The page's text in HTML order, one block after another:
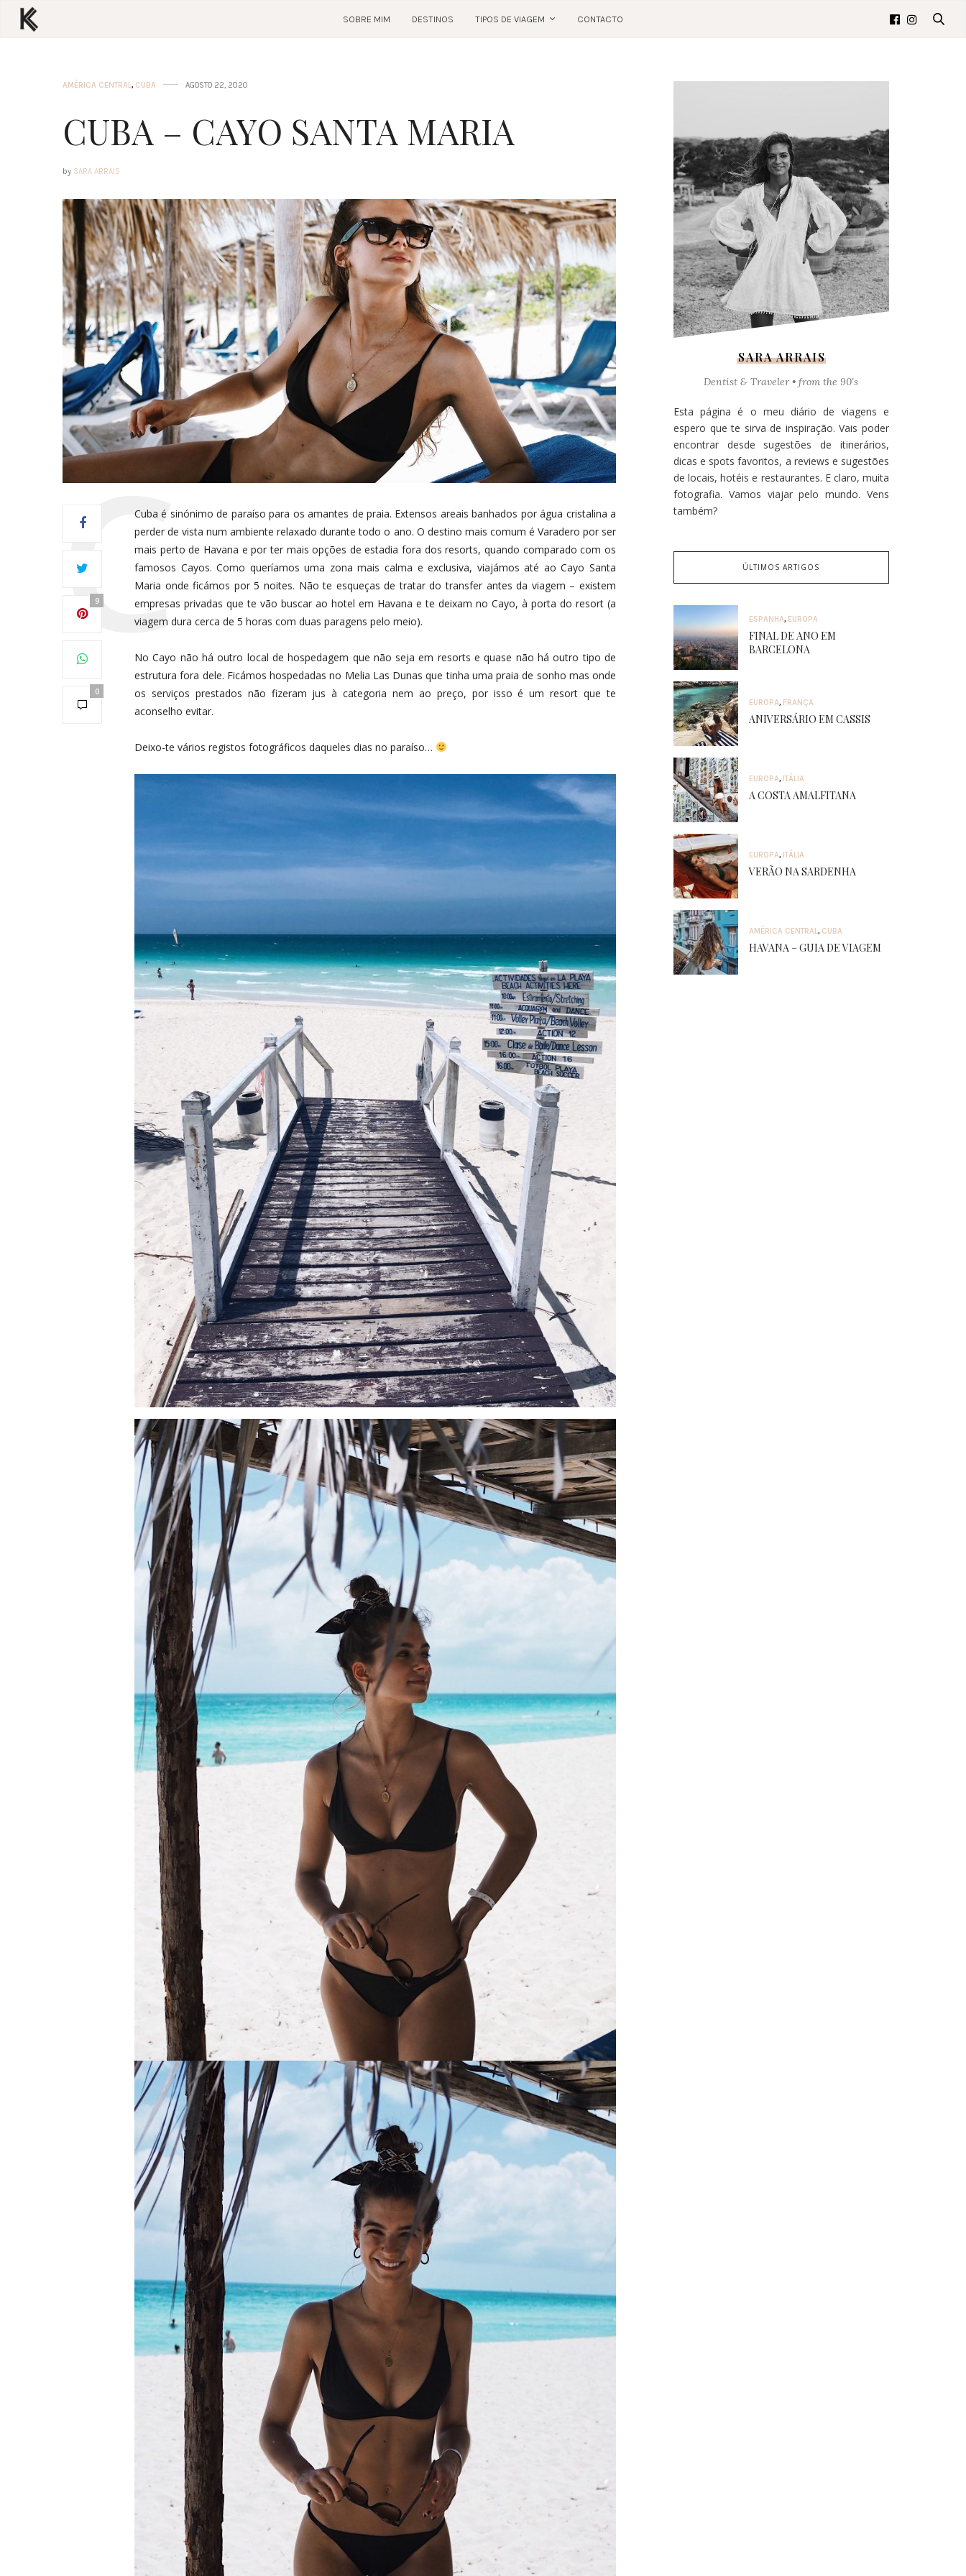
SOBRE MIM DESTINOS TIPOS DE VIAGEM CONTACTO
AMÉRICA CENTRAL, CUBA AGOSTO 22, 2020
CUBA – CAYO SANTA MARIA
by SARA ARRAIS
9
0
Cuba é sinónimo de paraíso para os amantes de praia. Extensos areais banhados por água cristalina a
perder de vista num ambiente relaxado durante todo o ano. O destino mais comum é Varadero por ser
mais perto de Havana e por ter mais opções de estadia fora dos resorts, quando comparado com os
famosos Cayos. Como queríamos uma zona mais calma e exclusiva, viajámos até ao Cayo Santa
Maria onde ficámos por 5 noites. Não te esqueças de tratar do transfer antes da viagem – existem
empresas privadas que te vão buscar ao hotel em Havana e te deixam no Cayo, à porta do resort (a
viagem dura cerca de 5 horas com duas paragens pelo meio).
No Cayo não há outro local de hospedagem que não seja em resorts e quase não há outro tipo de
estrutura fora dele. Ficámos hospedadas no Melia Las Dunas que tinha uma praia de sonho mas onde
os serviços prestados não fizeram jus à categoria nem ao preço, por isso é um resort que te
aconselho evitar.
Deixo-te vários registos fotográficos daqueles dias no paraíso…
SARA ARRAIS
Dentist & Traveler • from the 90's
Esta página é o meu diário de viagens e
espero que te sirva de inspiração. Vais poder
encontrar desde sugestões de itinerários,
dicas e spots favoritos, a reviews e sugestões
de locais, hotéis e restaurantes. E claro, muita
fotografia. Vamos viajar pelo mundo. Vens
também?
ÚLTIMOS ARTIGOS
ESPANHA, EUROPA
FINAL DE ANO EM
BARCELONA
EUROPA, FRANÇA
ANIVERSÁRIO EM CASSIS
EUROPA, ITÁLIA
A COSTA AMALFITANA
EUROPA, ITÁLIA
VERÃO NA SARDENHA
AMÉRICA CENTRAL , CUBA
HAVANA – GUIA DE VIAGEM